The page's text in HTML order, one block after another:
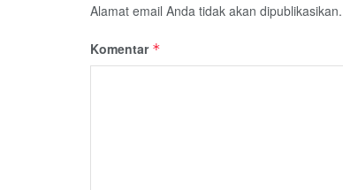
Alamat email Anda tidak akan dipublikasikan.
Komentar *